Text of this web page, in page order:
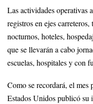
Las actividades operativas
registros en ejes
nocturnos, hoteles,
que se llevarán a cabo
escuelas, hospitales y con
Como se recordará, el mes
Estados Unidos publicó su